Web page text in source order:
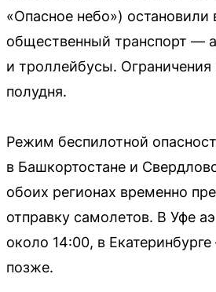
«Опасное небо») остановили
общественный транспорт —
и троллейбусы. Ограничения
полудня.
Режим беспилотной
в Башкортостане и
обоих регионах временно
отправку самолетов. В Уфе
около 14:00, в
позже.